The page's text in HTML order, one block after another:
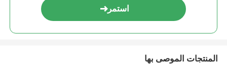
استمر
المنتجات الموصى بها